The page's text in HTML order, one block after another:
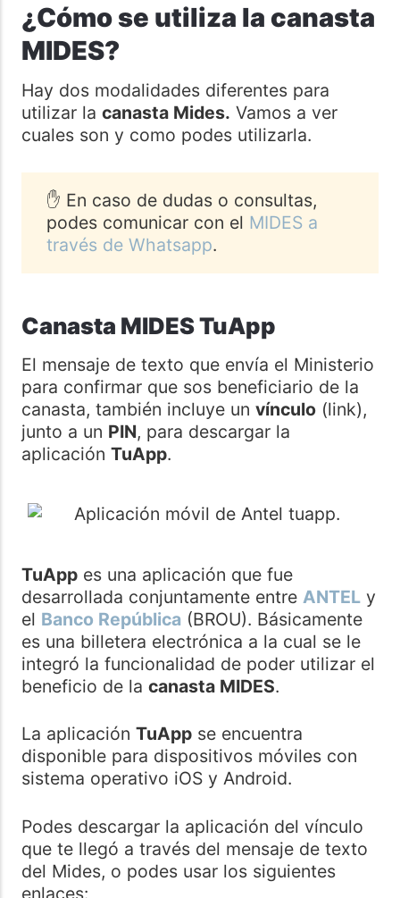
¿Cómo se utiliza la canasta
MIDES?
Hay dos modalidades diferentes para
utilizar la canasta Mides. Vamos a ver
cuales son y como podes utilizarla.
✋ En caso de dudas o consultas,
podes comunicar con el MIDES a
través de Whatsapp.
Canasta MIDES TuApp
El mensaje de texto que envía el Ministerio
para confirmar que sos beneficiario de la
canasta, también incluye un vínculo(link),
junto a un PIN, para descargar la
aplicación TuApp.
TuAppes una aplicación que fue
desarrollada conjuntamente entre ANTELy
el Banco República(BROU). Básicamente
es una billetera electrónica a la cual se le
integró la funcionalidad de poder utilizar el
beneficio de la canasta MIDES.
La aplicación TuAppse encuentra
disponible para dispositivos móviles con
sistema operativo iOS y Android.
Podes descargar la aplicación del vínculo
que te llegó a través del mensaje de texto
del Mides, o podes usar los siguientes
enlaces: